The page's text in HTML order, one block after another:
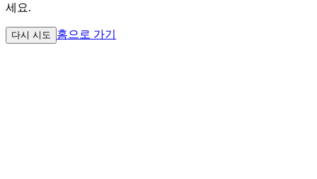
세요.
다시 시도 홈으로 가기